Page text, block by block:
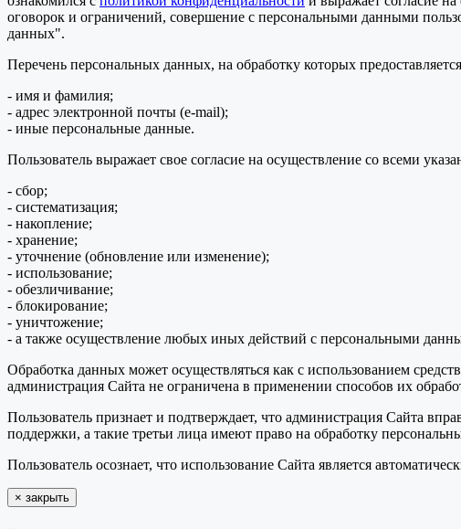
оговорок и ограничений, совершение с персональными данными
данных".
Перечень персональных данных, на обработку которых
- имя и фамилия;
- адрес электронной почты (e-mail);
- иные персональные данные.
Пользователь выражает свое согласие на осуществление со всеми
- сбор;
- систематизация;
- накопление;
- хранение;
- уточнение (обновление или изменение);
- использование;
- обезличивание;
- блокирование;
- уничтожение;
- а также осуществление любых иных действий с персональными
Обработка данных может осуществляться как с использованием
администрация Сайта не ограничена в применении способов их
Пользователь признает и подтверждает, что администрация Сайта
поддержки, а такие третьи лица имеют право на обработку
Пользователь осознает, что использование Сайта является
× закрыть